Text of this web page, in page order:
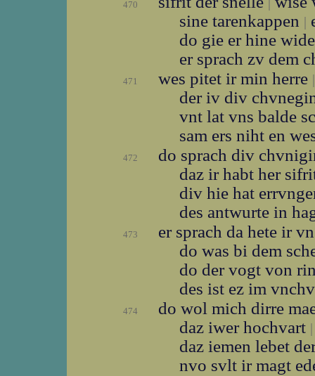
470
sine tarenkappen |
do gie er hine
er sprach zv dem
471 wes pitet ir min herre |
der iv div
vnt lat vns balde
sam ers niht en
472
do sprach div
daz ir habt her
div hie hat
des antwurte in
473
er sprach da hete ir
do was bi dem
do der vogt von
des ist ez im
474
do wol mich dirre
daz iwer hochvart |
daz iemen lebet
nvo svlt ir magt